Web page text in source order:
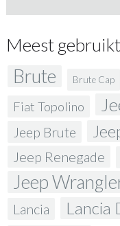
Meest
Brute Brute Cap
Fiat Topolino
Jeep Brute
Jeep Renegade
Jeep
Lancia Lancia